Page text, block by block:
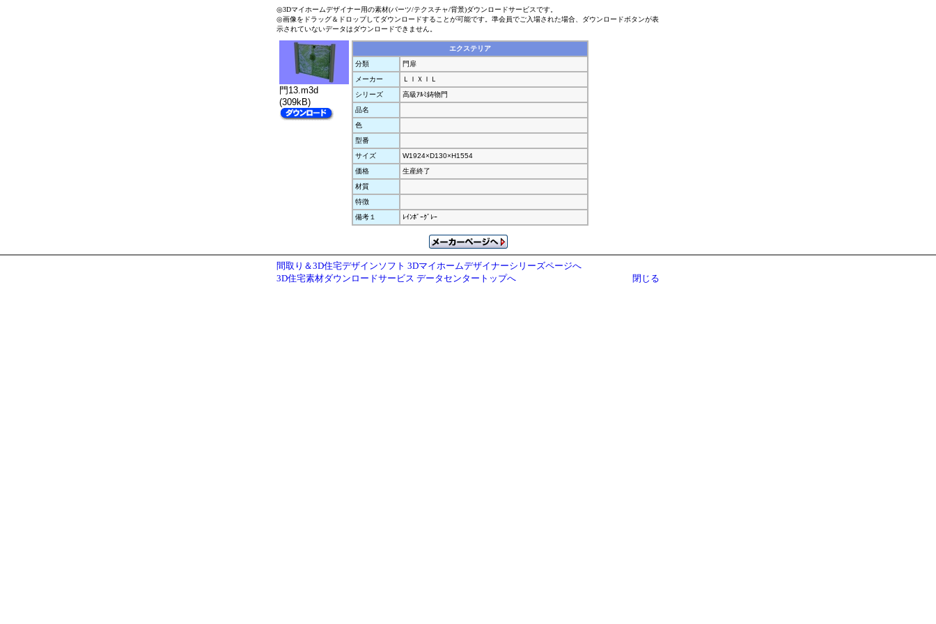
◎3Dマイホームデザイナー用の素材(パーツ/テクスチャ/背景)ダウンロードサービスです。
◎画像をドラッグ＆ドロップしてダウンロードすることが可能です。準会員でご入場された場合、ダウンロードボタンが表
示されていないデータはダウンロードできません。
門13.m3d
(309kB)
エクステリア
分類
門扉
メーカー
ＬＩＸＩＬ
シリーズ
高級ｱﾙﾐ鋳物門
品名
色
型番
サイズ
W1924×D130×H1554
価格
生産終了
材質
特徴
備考１
ﾚｲﾝﾎﾞｰｸﾞﾚｰ
間取り＆3D住宅デザインソフト 3Dマイホームデザイナーシリーズページへ
3D住宅素材ダウンロードサービス データセンタートップへ
閉じる